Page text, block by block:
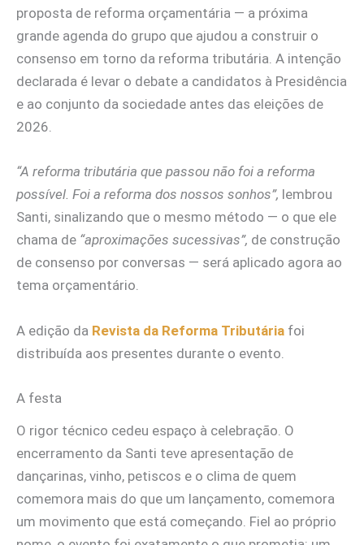
proposta de reforma orçamentária — a próxima
grande agenda do grupo que ajudou a construir o
consenso em torno da reforma tributária. A intenção
declarada é levar o debate a candidatos à Presidência
e ao conjunto da sociedade antes das eleições de
2026.
“A reforma tributária que passou não foi a reforma
possível. Foi a reforma dos nossos sonhos”, lembrou
Santi, sinalizando que o mesmo método — o que ele
chama de “aproximações sucessivas”, de construção
de consenso por conversas — será aplicado agora ao
tema orçamentário.
A edição da Revista da Reforma Tributária foi
distribuída aos presentes durante o evento.
A festa
O rigor técnico cedeu espaço à celebração. O
encerramento da Santi teve apresentação de
dançarinas, vinho, petiscos e o clima de quem
comemora mais do que um lançamento, comemora
um movimento que está começando. Fiel ao próprio